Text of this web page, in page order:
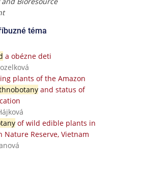
téma
a obézne deti
plants of the Amazon
and status of
of wild edible plants in
Nature Reserve, Vietnam